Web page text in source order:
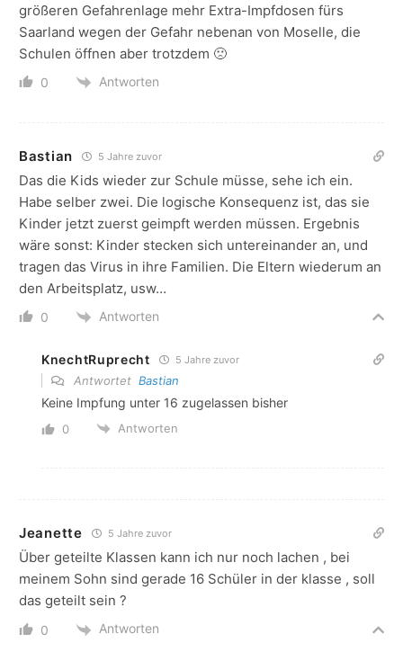
größeren Gefahrenlage mehr Extra-Impfdosen fürs
Saarland wegen der Gefahr nebenan von Moselle, die
Schulen öffnen aber trotzdem 🙁
0 Antworten
Bastian 5 Jahre zuvor
Das die Kids wieder zur Schule müsse, sehe ich ein.
Habe selber zwei. Die logische Konsequenz ist, das sie
Kinder jetzt zuerst geimpft werden müssen. Ergebnis
wäre sonst: Kinder stecken sich untereinander an, und
tragen das Virus in ihre Familien. Die Eltern wiederum an
den Arbeitsplatz, usw…
0 Antworten
KnechtRuprecht 5 Jahre zuvor
Antwortet Bastian
Keine Impfung unter 16 zugelassen bisher
0 Antworten
Jeanette 5 Jahre zuvor
Über geteilte Klassen kann ich nur noch lachen , bei
meinem Sohn sind gerade 16 Schüler in der klasse , soll
das geteilt sein ?
0 Antworten